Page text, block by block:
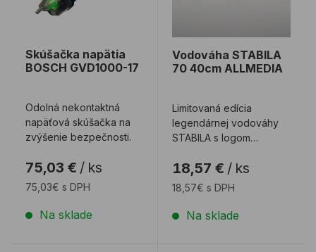
Skúšačka napätia
BOSCH GVD1000-17
Odolná nekontaktná
napäťová skúšačka na
zvýšenie bezpečnosti.
75,03 € / ks
75,03€ s DPH
Na sklade
Vodováha STABILA
70 40cm ALLMEDIA
Limitovaná edícia
legendárnej vodováhy
STABILA s logom
množstvo profes ...
18,57 € / ks
18,57€ s DPH
Na sklade